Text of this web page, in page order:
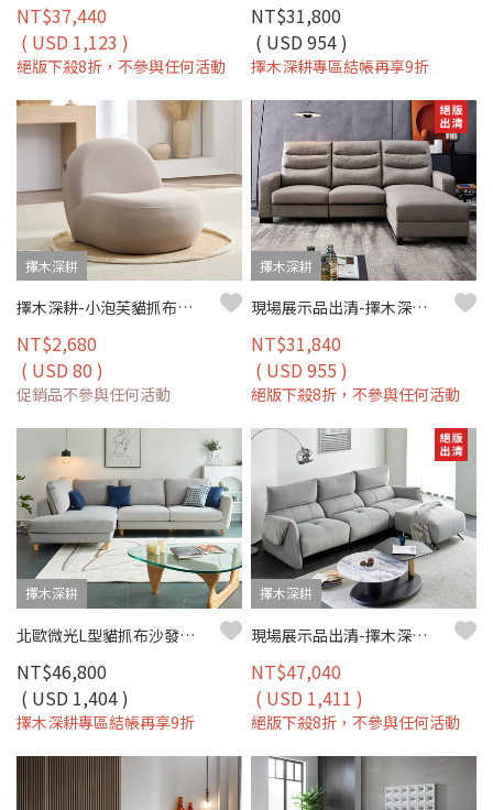
NT$37,440
( USD 1,123 )
絕版下殺8折，不參與任何活動
NT$31,800
( USD 954 )
擇木深耕專區結帳再享9折
擇木深耕
擇木深耕-小泡芙貓抓布沙發椅(五色)
NT$2,680
( USD 80 )
促銷品不參與任何活動
擇木深耕
現場展示品出清-擇木深耕-喬堤L型貓抓皮收納沙發
NT$31,840
( USD 955 )
絕版下殺8折，不參與任何活動
擇木深耕
北歐微光L型貓抓布沙發｜比利時貓抓布 × 防潑水耐磨 × 可拆洗布套 × 左右型–擇木深耕
NT$46,800
( USD 1,404 )
擇木深耕專區結帳再享9折
擇木深耕
現場展示品出清-擇木深耕-米菲L型貓抓布沙發
NT$47,040
( USD 1,411 )
絕版下殺8折，不參與任何活動